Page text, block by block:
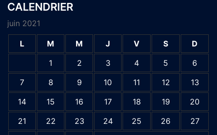
CALENDRIER
juin 2021
L M M J V S
D
1
2 3 4 5
6
7
8 9 10 11 12
13
14
15 16 17 18 19
20
21
22 23 24 25 26
27